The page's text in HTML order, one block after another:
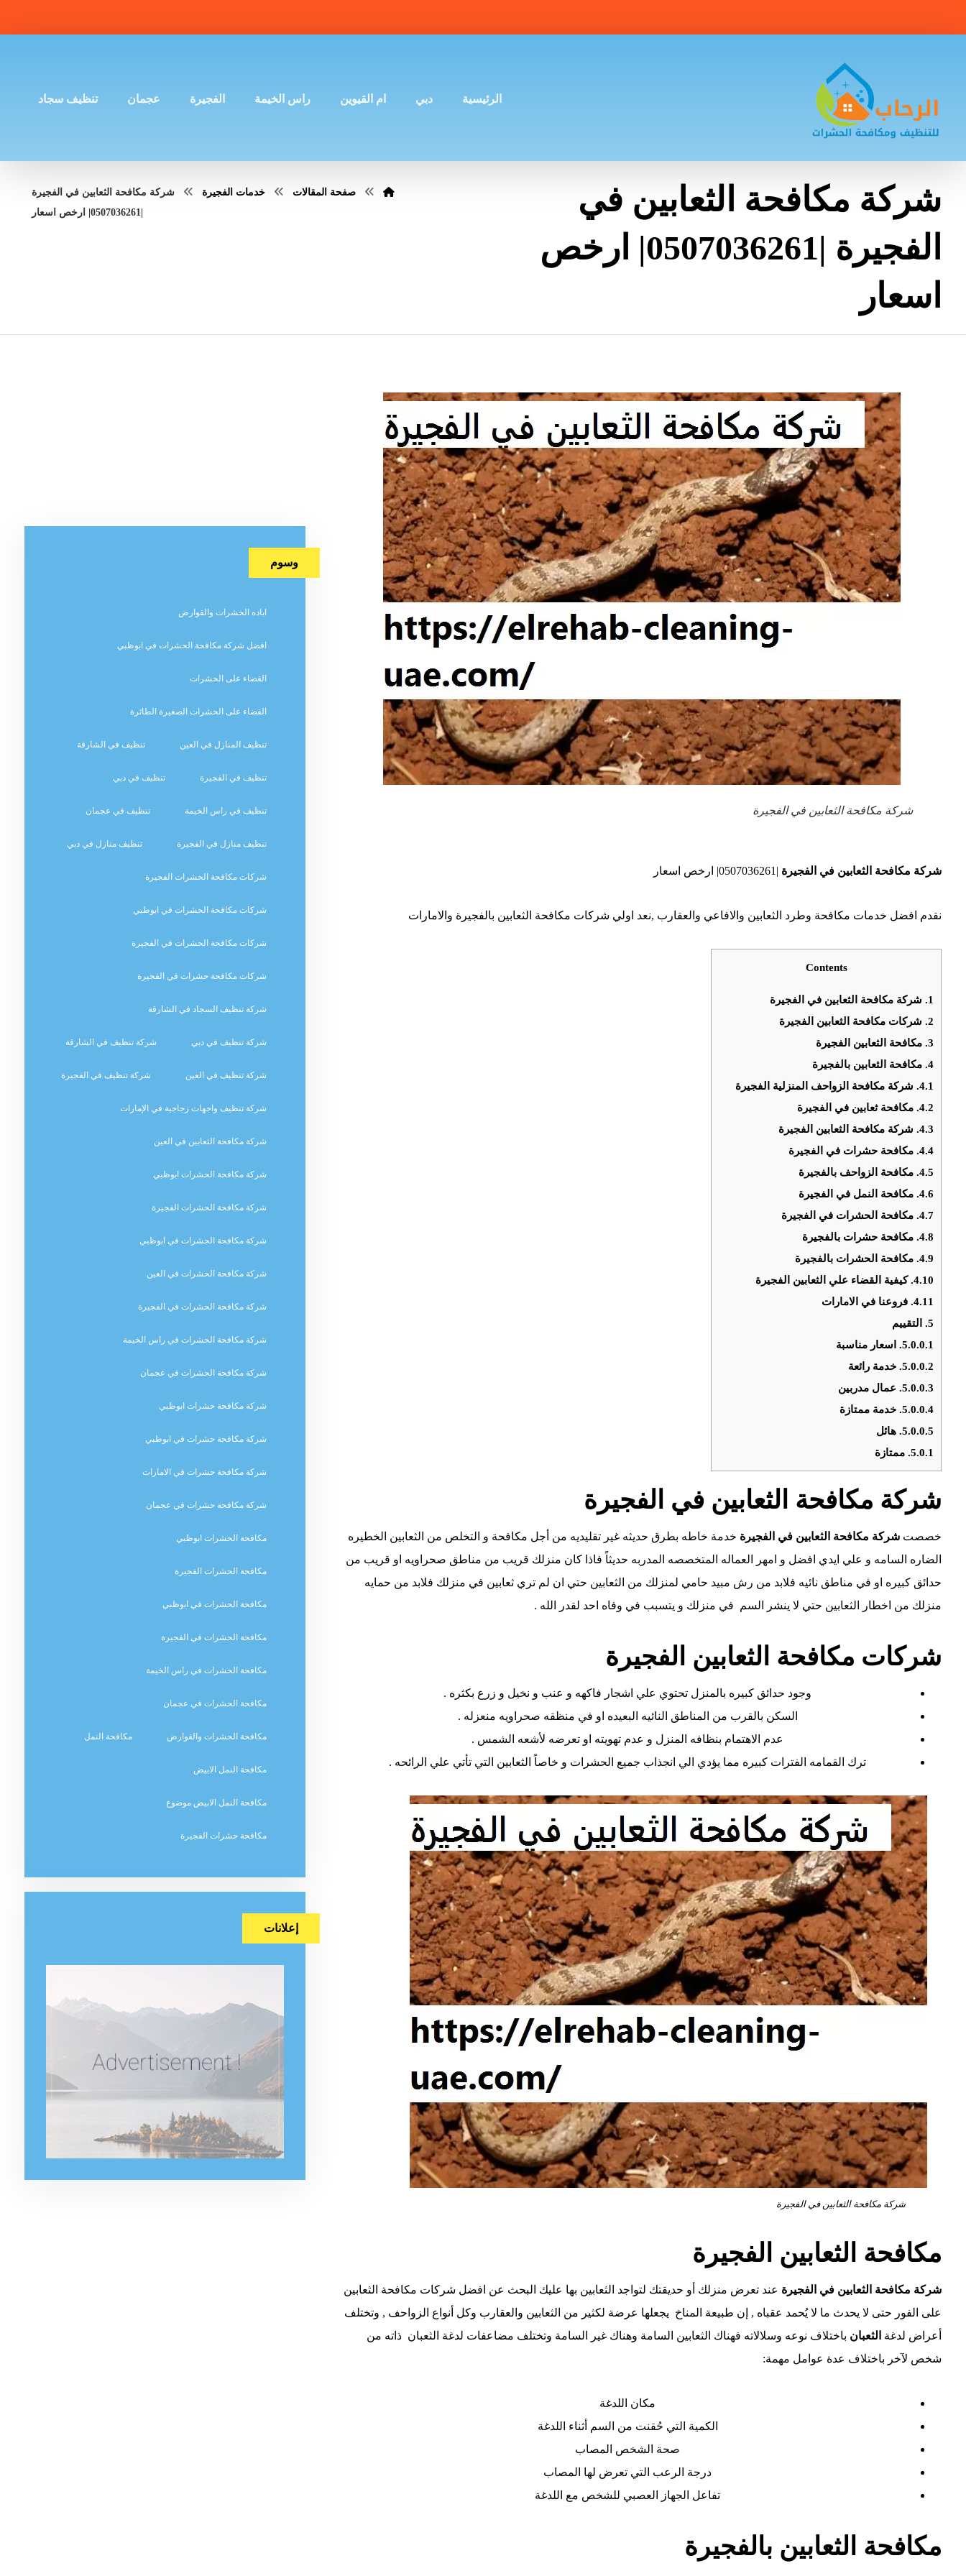
الرئيسية دبي ام القيوين راس الخيمة الفجيرة عجمان تنظيف سجاد
شركة مكافحة الثعابين في
الفجيرة |0507036261| ارخص
اسعار
صفحة المقالات خدمات الفجيرة
شركة مكافحة الثعابين في الفجيرة
|0507036261| ارخص اسعار
شركة مكافحة الثعابين في الفجيرة
شركة مكافحة الثعابين في الفجيرة |0507036261| ارخص اسعار
نقدم افضل خدمات مكافحة وطرد الثعابين والافاعي والعقارب ,نعد اولي شركات مكافحة الثعابين بالفجيرة والامارات
Contents
1. شركة مكافحة الثعابين في الفجيرة
2. شركات مكافحة الثعابين الفجيرة
3. مكافحة الثعابين الفجيرة
4. مكافحة الثعابين بالفجيرة
4.1. شركة مكافحة الزواحف المنزلية الفجيرة
4.2. مكافحة ثعابين في الفجيرة
4.3. شركة مكافحة الثعابين الفجيرة
4.4. مكافحة حشرات في الفجيرة
4.5. مكافحة الزواحف بالفجيرة
4.6. مكافحة النمل في الفجيرة
4.7. مكافحة الحشرات في الفجيرة
4.8. مكافحة حشرات بالفجيرة
4.9. مكافحة الحشرات بالفجيرة
4.10. كيفية القضاء علي الثعابين الفجيرة
4.11. فروعنا في الامارات
5. التقييم
5.0.0.1. اسعار مناسبة
5.0.0.2. خدمة رائعة
5.0.0.3. عمال مدربين
5.0.0.4. خدمة ممتازة
5.0.0.5. هائل
5.0.1. ممتازة
شركة مكافحة الثعابين في الفجيرة
خصصت شركة مكافحة الثعابين في الفجيرة خدمة خاطه بطرق حديثه غير تقليديه من أجل مكافحة و التخلص من الثعابين الخطيره
الضاره السامه و علي ايدي افضل و امهر العماله المتخصصه المدربه حديثاً فاذا كان منزلك قريب من مناطق صحراويه او قريب من
حدائق كبيره او في مناطق نائيه فلابد من رش مبيد حامي لمنزلك من الثعابين حتي ان لم تري ثعابين في منزلك فلابد من حمايه
منزلك من اخطار الثعابين حتي لا ينشر السم في منزلك و يتسبب في وفاه احد لقدر الله .
شركات مكافحة الثعابين الفجيرة
وجود حدائق كبيره بالمنزل تحتوي علي اشجار فاكهه و عنب و نخيل و زرع بكثره .
السكن بالقرب من المناطق النائيه البعيده او في منظقه صحراويه منعزله .
عدم الاهتمام بنظافه المنزل و عدم تهويته او تعرضه لأشعه الشمس .
ترك القمامه الفترات كبيره مما يؤدي الي انجذاب جميع الحشرات و خاصاً الثعابين التي تأتي علي الرائحه .
شركة مكافحة الثعابين في الفجيرة
مكافحة الثعابين الفجيرة
شركة مكافحة الثعابين في الفجيرة عند تعرض منزلك أو حديقتك لتواجد الثعابين بها عليك البحث عن افضل شركات مكافحة الثعابين
على الفور حتى لا يحدث ما لا يُحمد عقباه , إن طبيعة المناخ يجعلها عرضة لكثير من الثعابين والعقارب وكل أنواع الزواحف , وتختلف
أعراض لدغة الثعبان باختلاف نوعه وسلالاته فهناك الثعابين السامة وهناك غير السامة وتختلف مضاعفات لدغة الثعبان ذاته من
شخص لآخر باختلاف عدة عوامل مهمة:
مكان اللدغة
الكمية التي حُقنت من السم أثناء اللدغة
صحة الشخص المصاب
درجة الرعب التي تعرض لها المصاب
تفاعل الجهاز العصبي للشخص مع اللدغة
مكافحة الثعابين بالفجيرة
وسوم
اباده الحشرات والقوارض
افضل شركة مكافحة الحشرات في ابوظبي
القضاء على الحشرات
القضاء على الحشرات الصغيرة الطائرة
تنظيف المنازل في العين تنظيف في الشارقة
تنظيف في الفجيرة تنظيف في دبي
تنظيف في راس الخيمة تنظيف في عجمان
تنظيف منازل في الفجيرة تنظيف منازل في دبي
شركات مكافحة الحشرات الفجيرة
شركات مكافحة الحشرات في ابوظبي
شركات مكافحة الحشرات في الفجيرة
شركات مكافحة حشرات في الفجيرة
شركة تنظيف السجاد في الشارقة
شركة تنظيف في دبي شركة تنظيف في الشارقة
شركة تنظيف في العين شركة تنظيف في الفجيرة
شركة تنظيف واجهات زجاجية في الإمارات
شركة مكافحة الثعابين في العين
شركة مكافحة الحشرات ابوظبي
شركة مكافحة الحشرات الفجيرة
شركة مكافحة الحشرات في ابوظبي
شركة مكافحة الحشرات في العين
شركة مكافحة الحشرات في الفجيرة
شركة مكافحة الحشرات في راس الخيمة
شركة مكافحة الحشرات في عجمان
شركة مكافحة حشرات ابوظبي
شركة مكافحة حشرات في ابوظبي
شركة مكافحة حشرات في الامارات
شركة مكافحة حشرات في عجمان
مكافحة الحشرات ابوظبي
مكافحة الحشرات الفجيرة
مكافحة الحشرات في ابوظبي
مكافحة الحشرات في الفجيرة
مكافحة الحشرات في راس الخيمة
مكافحة الحشرات في عجمان
مكافحة الحشرات والقوارض مكافحة النمل
مكافحة النمل الابيض
مكافحة النمل الابيض موضوع
مكافحة حشرات الفجيرة
إعلانات